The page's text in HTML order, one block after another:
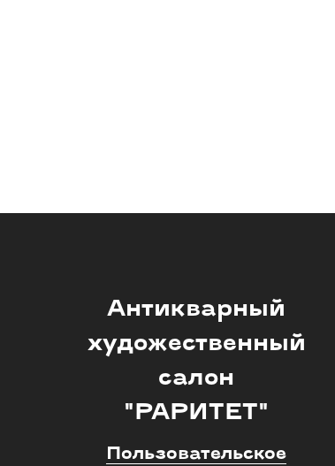
Антикварный
художественный
салон
"РАРИТЕТ"
Пользовательское